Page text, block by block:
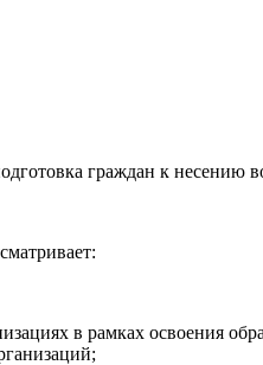
граждан к несению
в рамках освоения